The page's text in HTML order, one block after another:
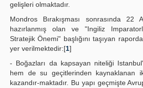
gelişleri olmaktadır.
Mondros Bırakışması sonrasında 22
hazırlanmış olan ve "Ingiliz
Stratejik Önemi" başlığını taşıyan
yer verilmektedir:[1]
- Boğazları da kapsayan niteliği
hem de su geçitlerinden kaynaklanan
kazandır-maktadır. Bu yapı geçmişte